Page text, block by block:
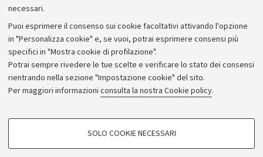
necessari.
Puoi esprimere il consenso sui cookie facoltativi attivando l'opzione
in "Personalizza cookie" e, se vuoi, potrai esprimere consensi più
specifici in "Mostra cookie di profilazione".
Potrai sempre rivedere le tue scelte e verificare lo stato dei consensi
rientrando nella sezione "Impostazione cookie" del sito.
Per maggiori informazioni consulta la nostra Cookie policy.
COOKIE DI PROFILAZIONE - FACOLTATIVI
SOLO COOKIE NECESSARI
Archivio
Comunicati stampa
Redazione
Rassegna stampa